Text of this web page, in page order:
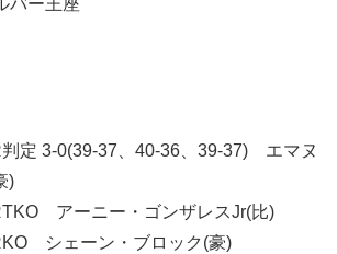
バー王座
定 3-0(39-37、40-36、39-37) エマヌ
)
アーニー・ゴンザレスJr(比)
シェーン・ブロック(豪)